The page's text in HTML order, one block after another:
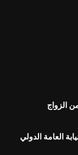
الزواج
العامة الدولي